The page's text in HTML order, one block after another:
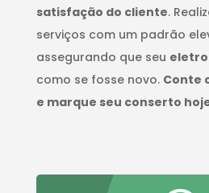
satisfação do cliente.
serviços com um padrão
assegurando que seu
como se fosse novo. Conte
e marque seu conserto